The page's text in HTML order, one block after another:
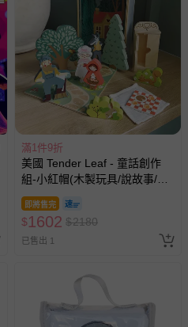
滿1件9折
美國 Tender Leaf - 童話創作
組-小紅帽(木製玩具/說故事/教
育益智)
即將售完
$1602 $2180
已售出 1